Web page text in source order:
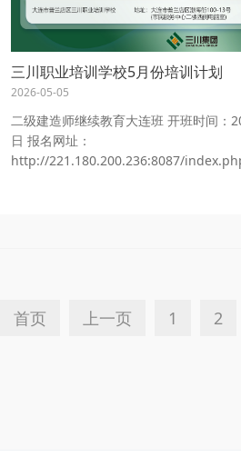
三川职业培训学校5月份培训计划
2026-05-05
二级建造师继续教育大连班 开班时间：
日 报名网址：
http://221.180.200.236:8087/
首页 上一页 1 2